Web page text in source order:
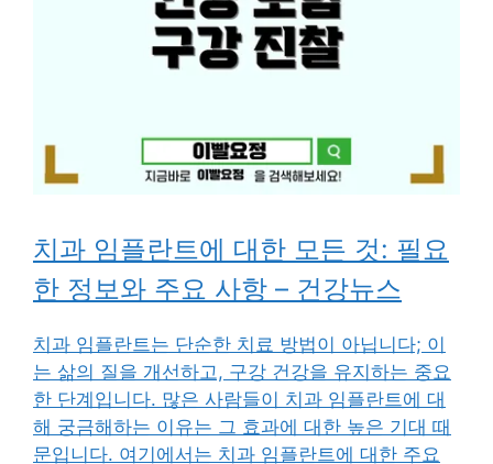
치과 임플란트에 대한 모든 것: 필요
한 정보와 주요 사항 – 건강뉴스
치과 임플란트는 단순한 치료 방법이 아닙니다; 이
는 삶의 질을 개선하고, 구강 건강을 유지하는 중요
한 단계입니다. 많은 사람들이 치과 임플란트에 대
해 궁금해하는 이유는 그 효과에 대한 높은 기대 때
문입니다. 여기에서는 치과 임플란트에 대한 주요